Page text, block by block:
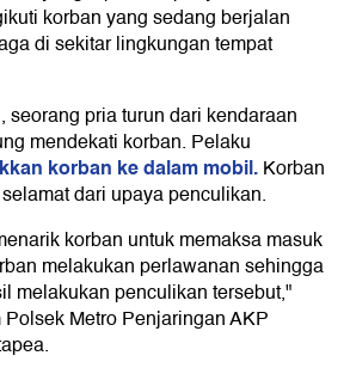
korban yang sedang berjalan
di sekitar lingkungan tempat
seorang pria turun dari kendaraan
mendekati korban. Pelaku
korban ke dalam mobil.Korban
dari upaya penculikan.
korban untuk memaksa masuk
melakukan perlawanan sehingga
melakukan penculikan tersebut,"
Metro Penjaringan AKP